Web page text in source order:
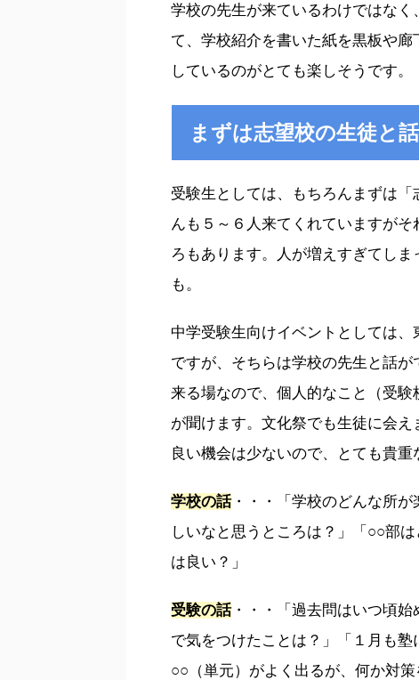
学校の先生が来ているわけではな
て、学校紹介を書いた紙を黒板や
しているのがとても楽しそうです。
まずは志望校の生徒と
受験生としては、もちろんまずは
んも５～６人来てくれていますが
ろもあります。人が増えすぎてし
も。
中学受験生向けイベントとしては
ですが、そちらは学校の先生と話
来る場なので、個人的なこと（受
が聞けます。文化祭でも生徒に会
良い機会は少ないので、とても貴重
学校の話・・・「学校のどんな所
しいなと思うところは？」「○○部
は良い？」
受験の話・・・「過去問はいつ頃
で気をつけたことは？」「１月も
○○（単元）がよく出るが、何か対策